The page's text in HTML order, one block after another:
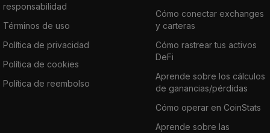
responsabilidad
Términos de uso
Política de privacidad
Política de cookies
Política de reembolso
Cómo conectar exchanges
y carteras
Cómo rastrear tus activos
DeFi
Aprende sobre los cálculos
de ganancias/pérdidas
Cómo operar en CoinStats
Aprende sobre las